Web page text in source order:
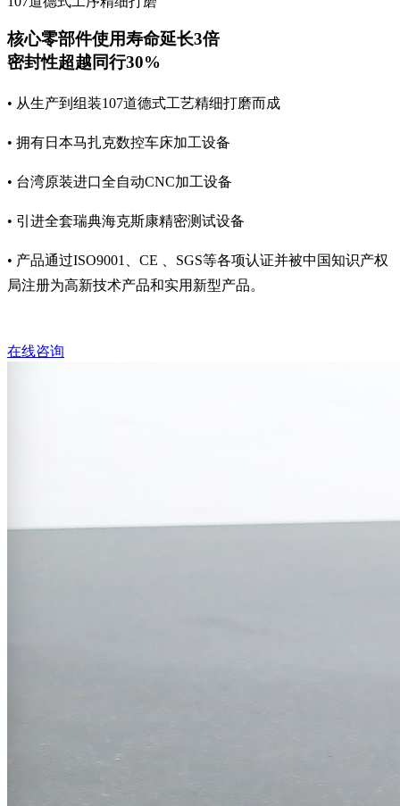
核心零部件使用寿命延长3倍
密封性超越同行30%
• 从生产到组装107道德式工艺精细打磨而成
• 拥有日本马扎克数控车床加工设备
• 台湾原装进口全自动CNC加工设备
• 引进全套瑞典海克斯康精密测试设备
• 产品通过ISO9001、CE 、SGS等各项认证并被中国知识产权
局注册为高新技术产品和实用新型产品。
在线咨询